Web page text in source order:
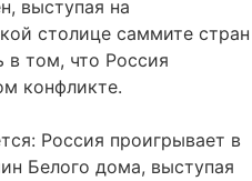
выступая на
столице саммите стран
в том, что Россия
конфликте.
Россия проигрывает в
Белого дома, выступая